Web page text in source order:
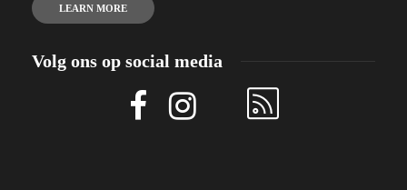
LEARN MORE
Volg ons op social media